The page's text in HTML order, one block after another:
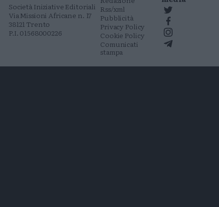
Società Iniziative Editoriali
Via Missioni Africane n. 17
38121 Trento
P.I. 01568000226
Rss/xml
Pubblicità
Privacy Policy
Cookie Policy
Comunicati
stampa